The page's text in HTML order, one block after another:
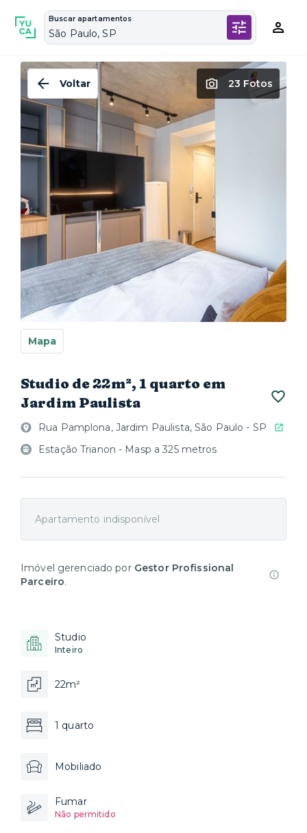
Buscar apartamentos
São Paulo, SP
Voltar 23 Fotos
Mapa
Studio de 22m², 1 quarto em
Jardim Paulista
Rua Pamplona, Jardim Paulista, São Paulo - SP
Estação Trianon - Masp a 325 metros
Apartamento indisponível
Imóvel gerenciado por Gestor Profissional
Parceiro.
Studio
Inteiro
22m²
1 quarto
Mobiliado
Fumar
Não permitido